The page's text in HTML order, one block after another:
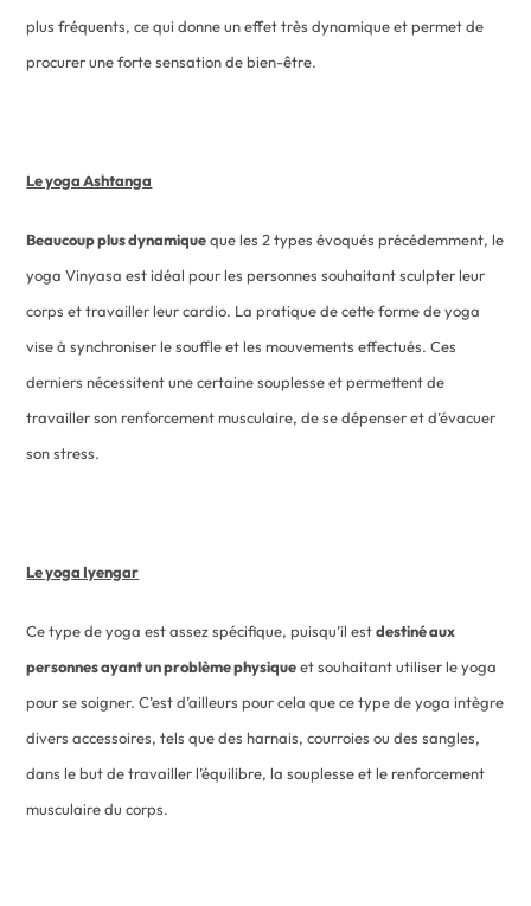
plus fréquents, ce qui donne un effet très dynamique et permet de
procurer une forte sensation de bien-être.
Le yoga Ashtanga
Beaucoup plus dynamiqueque les 2 types évoqués précédemment, le
yoga Vinyasa est idéal pour les personnes souhaitant sculpter leur
corps et travailler leur cardio. La pratique de cette forme de yoga
vise à synchroniser le souffle et les mouvements effectués. Ces
derniers nécessitent une certaine souplesse et permettent de
travailler son renforcement musculaire, de se dépenser et d’évacuer
son stress.
Le yoga Iyengar
Ce type de yoga est assez spécifique, puisqu’il estdestiné aux
personnes ayant un problème physiqueet souhaitant utiliser le yoga
pour se soigner. C’est d’ailleurs pour cela que ce type de yoga intègre
divers accessoires, tels que des harnais, courroies ou des sangles,
dans le but de travailler l’équilibre, la souplesse et le renforcement
musculaire du corps.